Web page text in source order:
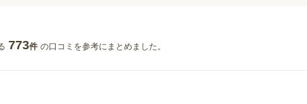
773件 の口コミを参考にまとめました。